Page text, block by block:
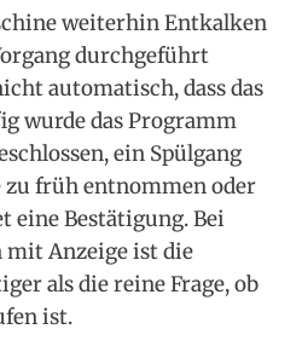
weiterhin Entkalken
durchgeführt
automatisch, dass das
wurde das Programm
ein Spülgang
früh entnommen oder
eine Bestätigung. Bei
mit Anzeige ist die
als die reine Frage, ob
ist.